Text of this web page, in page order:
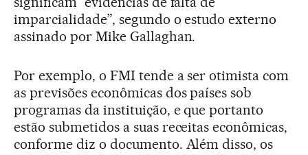
imparcialidade”, segundo o estudo externo
assinado por Mike Gallaghan.
Por exemplo, o FMI tende a ser otimista com
as previsões econômicas dos países sob
programas da instituição, e que portanto
estão submetidos a suas receitas econômicas,
conforme diz o documento. Além disso, os